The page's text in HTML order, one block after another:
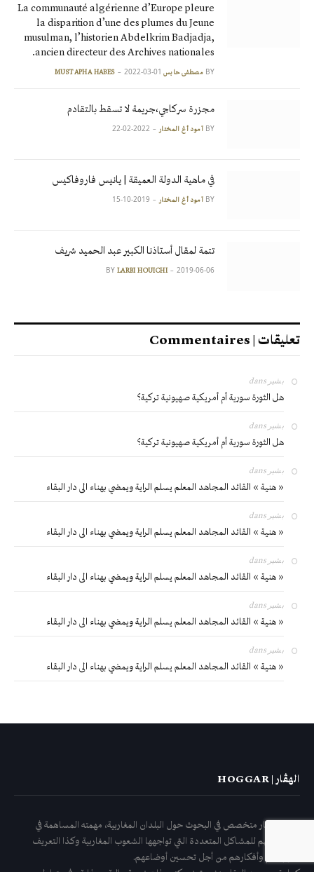
La communauté algérienne d’Europe pleure
la disparition d’une des plumes du Jeune
musulman, l’historien Abdelkrim Badjadja,
ancien directeur des Archives nationales.
BY مصطفى حابس MUSTAPHA HABES 2022-03-01
مجزرة سركاجي،جريمة لا تسقط بالتقادم
BY آمود أغ المختار 2022-02-22
في ماهية الدولة العميقة | يانيس فاروفاكيس
BY آمود أغ المختار 2019-10-15
تتمة لمقال أستاذنا الكبير عبد الحميد شريف
BY LARBI HOUICHI 2019-06-06
تعليقات | Commentaires
بشير dans
هل الثورة سورية أم أمريكية صهيونية تركية؟
بشير dans
هل الثورة سورية أم أمريكية صهيونية تركية؟
بشير dans
« هنية » القائد المجاهد المعلم يسلم الراية ويمضي بهناء الى دار البقاء
بشير dans
« هنية » القائد المجاهد المعلم يسلم الراية ويمضي بهناء الى دار البقاء
بشير dans
« هنية » القائد المجاهد المعلم يسلم الراية ويمضي بهناء الى دار البقاء
بشير dans
« هنية » القائد المجاهد المعلم يسلم الراية ويمضي بهناء الى دار البقاء
بشير dans
« هنية » القائد المجاهد المعلم يسلم الراية ويمضي بهناء الى دار البقاء
الهڤار | HOGGAR
معهد الهقار متخصص في البحوث حول البلدان المغاربية، مهمته المساهمة في
تعميق الفهم للمشاكل المتعددة التي تواجهها الشعوب المغاربية وكذا التعريف
بجهودهم وأفكارهم من أجل تحسين أوضاعهم.